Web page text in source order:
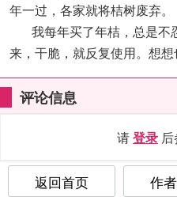
年一过，各家就将桔树废弃。
我每年买了年桔，总是不
来，干脆，就反复使用。想想
评论信息
请登录
返回首页 作